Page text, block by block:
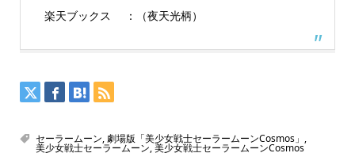
楽天ブックス ：（夜天光柄）
セーラームーン,劇場版「美少女戦士セーラームーンCosmos」 ,
美少女戦士セーラームーン,美少女戦士セーラームーンCosmos